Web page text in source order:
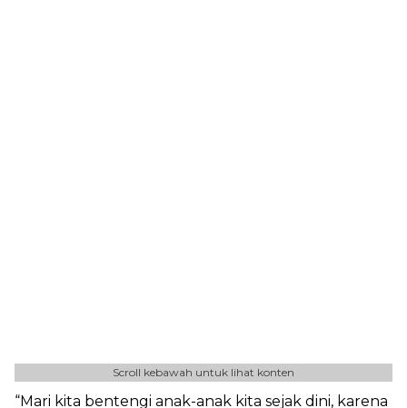
Scroll kebawah untuk lihat konten
“Mari kita bentengi anak-anak kita sejak dini, karena